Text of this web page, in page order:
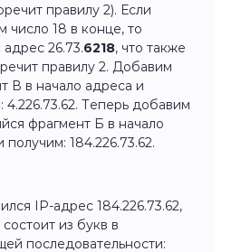
правилу 2). Если
число 18 в конце, то
26.73.6218, что также
правилу 2. Добавим
В в начало адреса и
4.226.73.62. Теперь добавим
фрагмент Б в начало
получим: 184.226.73.62.
IP-адрес 184.226.73.62,
из букв в
последовательности: